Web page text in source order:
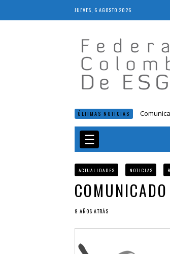
JUEVES, 6 AGOSTO 2026
ÚLTIMAS NOTICIAS
Epee
☰
ACTUALIDADES NOTICIAS
9 AÑOS ATRÁS